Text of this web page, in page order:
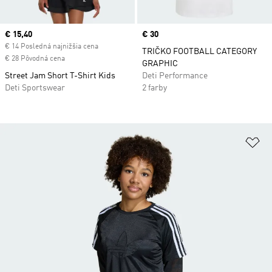
Current price
€ 15,40
€ 14 Posledná najnižšia cena
€ 28 Pôvodná cena
Street Jam Short T-Shirt Kids
Deti Sportswear
Price
€ 30
TRIČKO FOOTBALL CATEGORY
GRAPHIC
Deti Performance
2 farby